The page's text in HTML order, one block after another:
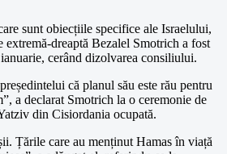
sunt obiecțiile specifice ale Israelului,
extremă-dreaptă Bezalel Smotrich a fost
cerând dizolvarea consiliului.
că planul său este rău pentru
a declarat Smotrich la o ceremonie de
din Cisiordania ocupată.
Țările care au menținut Hamas în viață